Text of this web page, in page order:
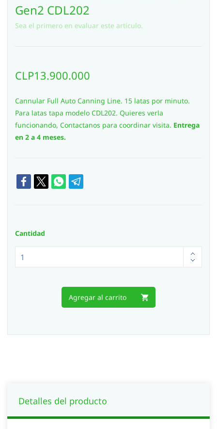
Gen2 CDL202
Sea el primero en evaluar este artículo.
CLP13.900.000
Cannular Full Auto Canning Line. 15 latas por minuto.
Para latas tapa modelo CDL202. Quieres verla
funcionando, Contactanos para coordinar visita. Entrega
en 2 a 4 meses.
Cantidad
Agregar al carrito
Detalles del producto